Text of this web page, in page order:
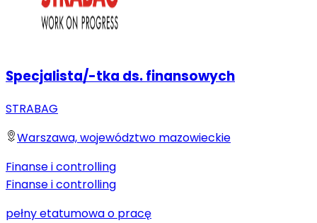
Specjalista/-tka ds. finansowych
STRABAG
Warszawa, województwo mazowieckie
Finanse i controlling
Finanse i controlling
pełny etatumowa o pracę